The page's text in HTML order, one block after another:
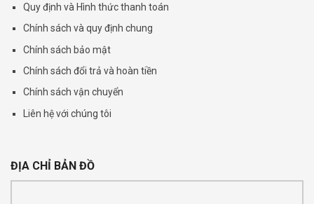
Quy định và Hình thức thanh toán
Chính sách và quy định chung
Chính sách bảo mật
Chính sách đổi trả và hoàn tiền
Chính sách vận chuyển
Liên hệ với chúng tôi
ĐỊA CHỈ BẢN ĐỒ